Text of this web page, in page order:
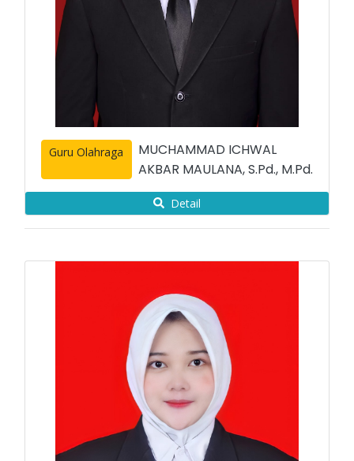
Guru Olahraga
MUCHAMMAD ICHWAL
AKBAR MAULANA, S.Pd., M.Pd.
Detail